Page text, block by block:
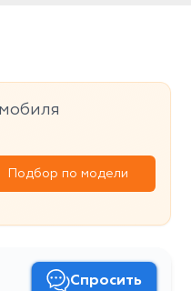
Подбор по модели
Спросить